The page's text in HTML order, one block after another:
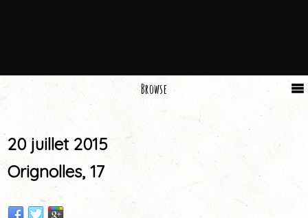
Browse
20 juillet 2015
Orignolles, 17